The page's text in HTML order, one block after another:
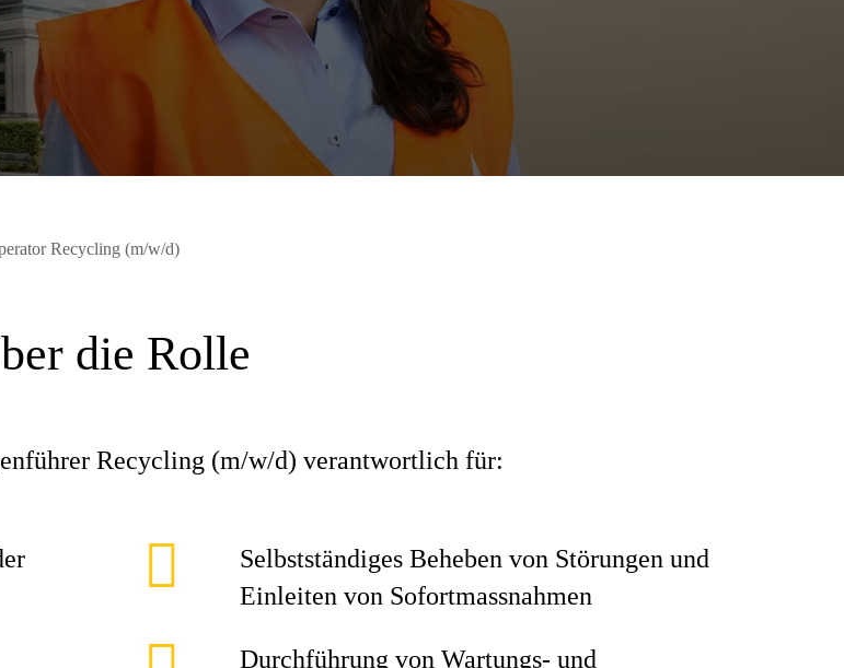
Recycling (m/w/d)
die Rolle
Recycling (m/w/d) verantwortlich für:
Selbstständiges Beheben von Störungen und
Einleiten von Sofortmassnahmen
Durchführung von Wartungs- und